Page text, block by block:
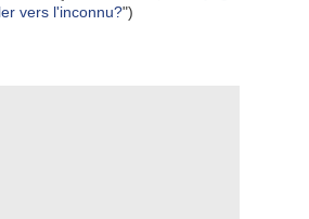
vers l'inconnu?")